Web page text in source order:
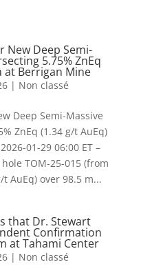
New Deep Semi-
5.75% ZnEq
at Berrigan Mine
| Non classé
Deep Semi-Massive
ZnEq (1.34 g/t AuEq)
01-29 06:00 ET –
TOM-25-015 (from
t AuEq) over 98.5 m...
that Dr. Stewart
Confirmation
at Tahami Center
| Non classé